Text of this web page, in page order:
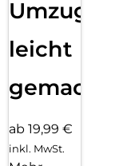
Umzug
leicht
gemacht!
ab 19,99 €
inkl. MwSt.